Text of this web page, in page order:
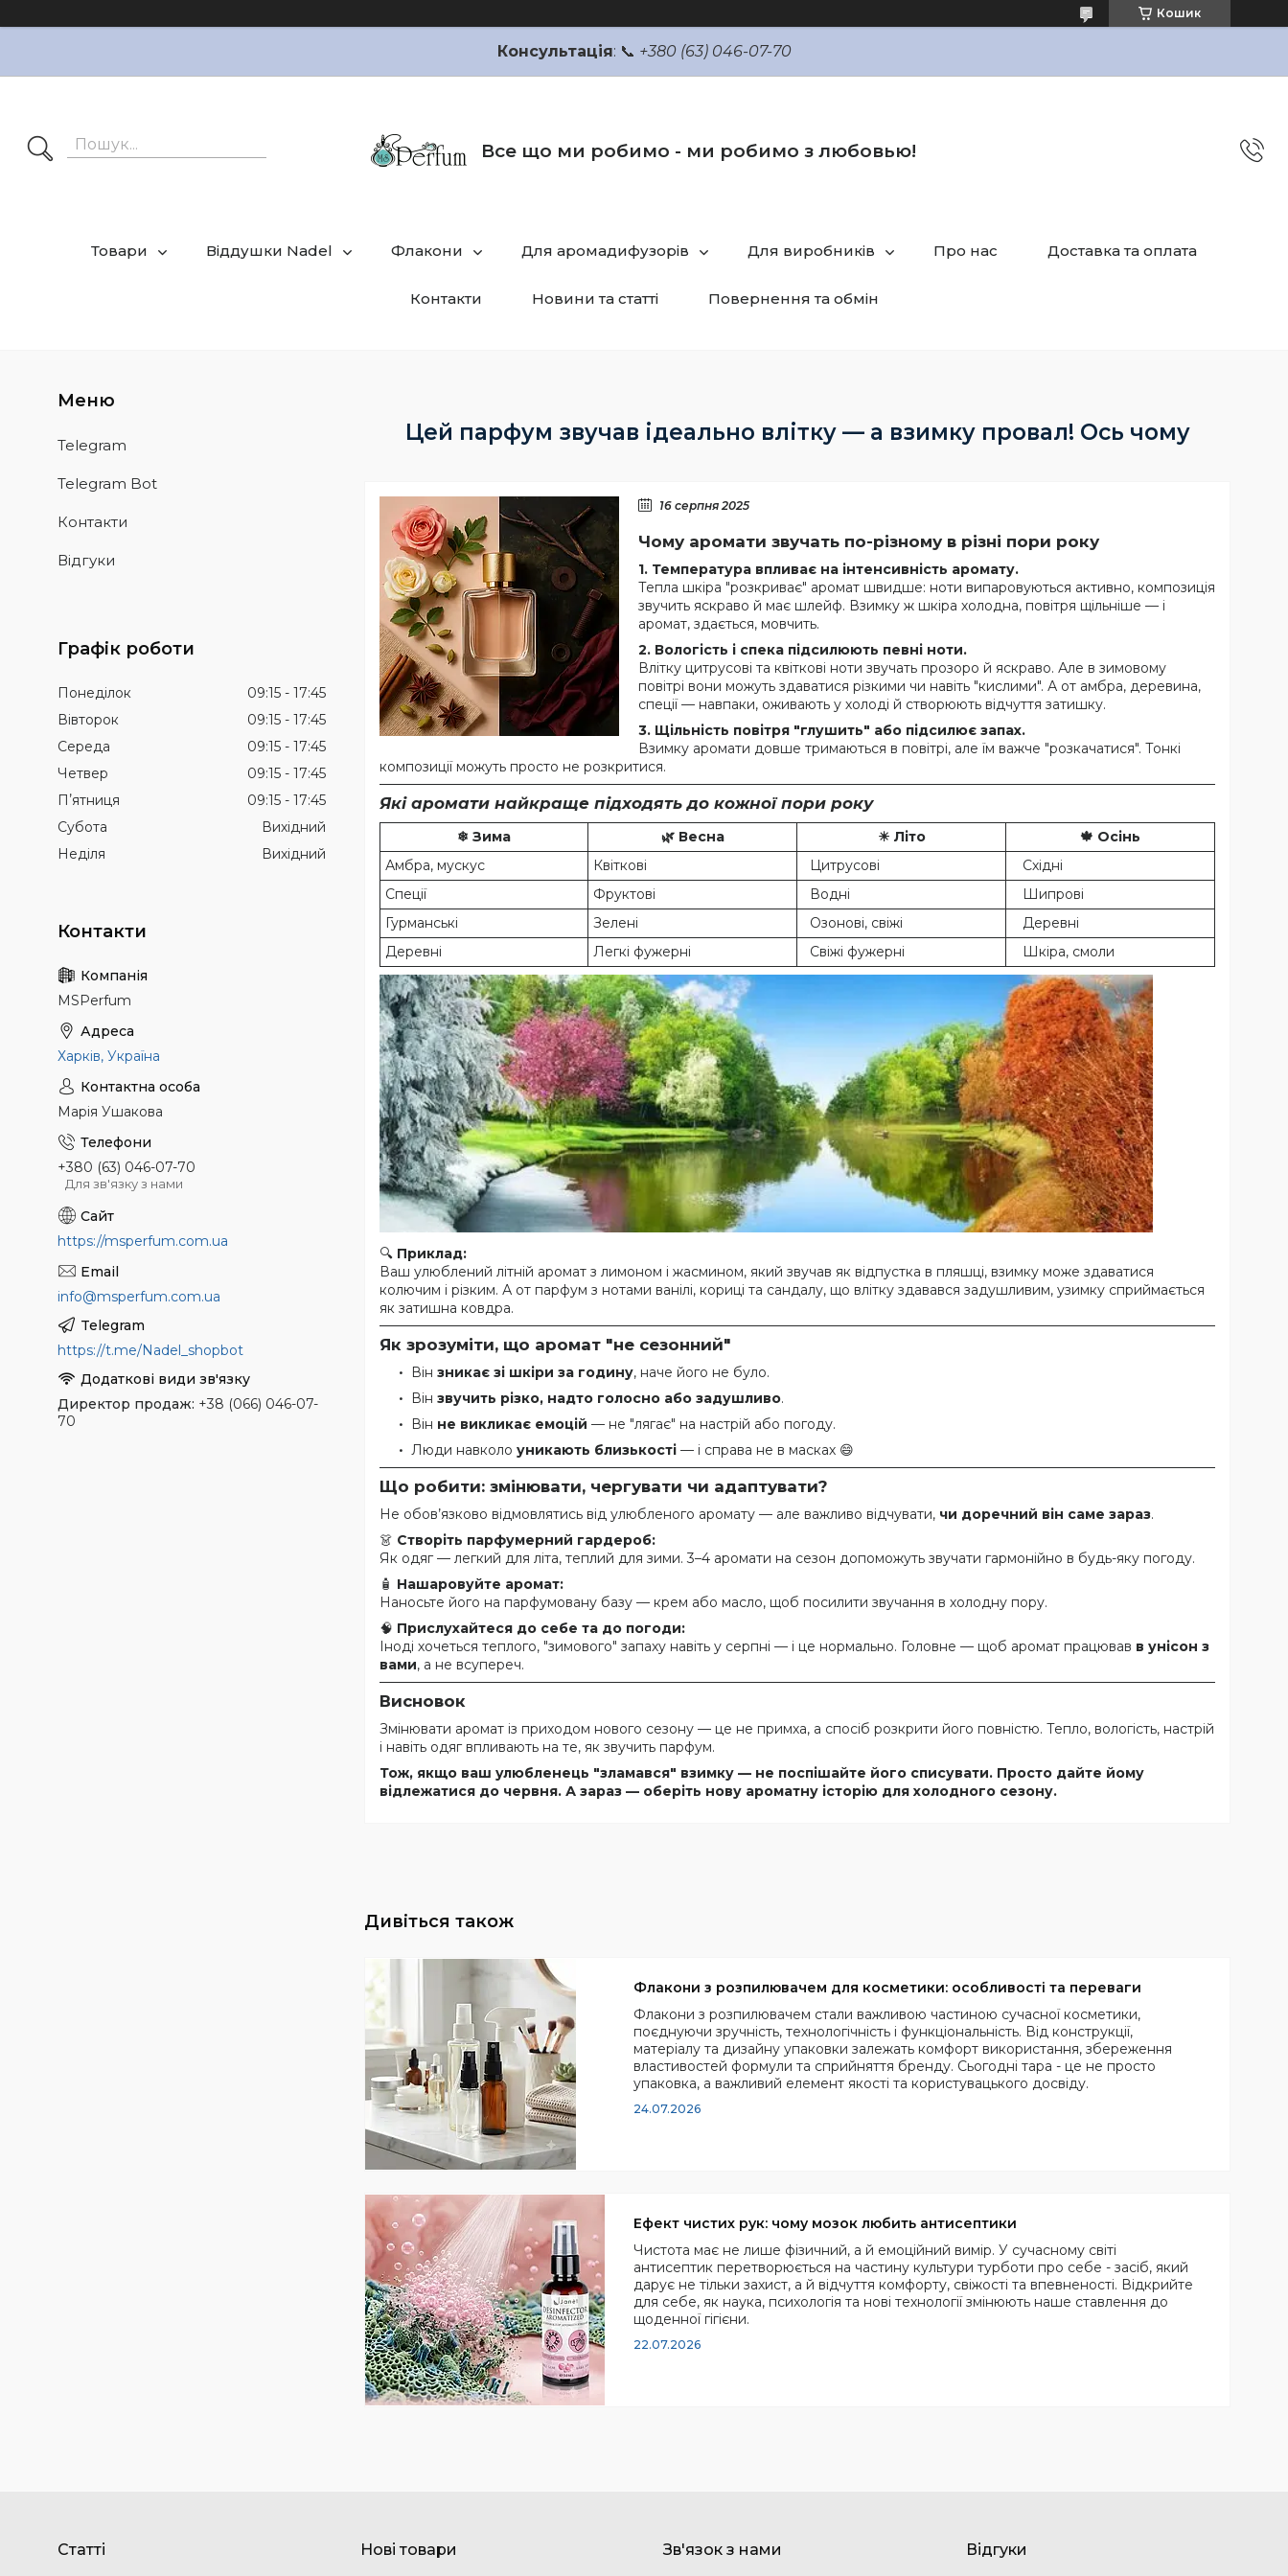
Кошик
Консультація: 📞 +380 (63) 046-07-70
Все що ми робимо - ми робимо з любовью!
Товари Віддушки Nadel Флакони Для аромадифузорів Для виробників Про нас Доставка та оплата
Контакти Новини та статті Повернення та обмін
Цей парфум звучав ідеально влітку — а взимку провал! Ось чому
16 серпня 2025
Чому аромати звучать по-різному в різні пори року
1. Температура впливає на інтенсивність аромату.
Тепла шкіра "розкриває" аромат швидше: ноти випаровуються активно, композиція
звучить яскраво й має шлейф. Взимку ж шкіра холодна, повітря щільніше — і
аромат, здається, мовчить.
2. Вологість і спека підсилюють певні ноти.
Влітку цитрусові та квіткові ноти звучать прозоро й яскраво. Але в зимовому
повітрі вони можуть здаватися різкими чи навіть "кислими". А от амбра, деревина,
спеції — навпаки, оживають у холоді й створюють відчуття затишку.
3. Щільність повітря "глушить" або підсилює запах.
Взимку аромати довше тримаються в повітрі, але їм важче "розкачатися". Тонкі
композиції можуть просто не розкритися.
Які аромати найкраще підходять до кожної пори року
❄ Зима 🌿 Весна ☀ Літо
🍁 Осінь
Амбра, мускус
Квіткові Цитрусові
Східні
Спеції
Фруктові Водні
Шипрові
Гурманські
Зелені Озонові, свіжі
Деревні
Деревні
Легкі фужерні Свіжі фужерні Шкіра, смоли
🔍 Приклад:
Ваш улюблений літній аромат з лимоном і жасмином, який звучав як відпустка в пляшці, взимку може здаватися
колючим і різким. А от парфум з нотами ванілі, кориці та сандалу, що влітку здавався задушливим, узимку сприймається
як затишна ковдра.
Як зрозуміти, що аромат "не сезонний"
Він зникає зі шкіри за годину, наче його не було.
Він звучить різко, надто голосно або задушливо.
Він не викликає емоцій — не "лягає" на настрій або погоду.
Люди навколо уникають близькості — і справа не в масках 😄
Що робити: змінювати, чергувати чи адаптувати?
Не обов’язково відмовлятись від улюбленого аромату — але важливо відчувати, чи доречний він саме зараз.
👗 Створіть парфумерний гардероб:
Як одяг — легкий для літа, теплий для зими. 3–4 аромати на сезон допоможуть звучати гармонійно в будь-яку погоду.
🧴 Нашаровуйте аромат:
Наносьте його на парфумовану базу — крем або масло, щоб посилити звучання в холодну пору.
🧠 Прислухайтеся до себе та до погоди:
Іноді хочеться теплого, "зимового" запаху навіть у серпні — і це нормально. Головне — щоб аромат працював в унісон з
вами, а не всупереч.
Висновок
Змінювати аромат із приходом нового сезону — це не примха, а спосіб розкрити його повністю. Тепло, вологість, настрій
і навіть одяг впливають на те, як звучить парфум.
Тож, якщо ваш улюбленець "зламався" взимку — не поспішайте його списувати. Просто дайте йому
відлежатися до червня. А зараз — оберіть нову ароматну історію для холодного сезону.
Флакони з розпилювачем для косметики: особливості та переваги
Флакони з розпилювачем стали важливою частиною сучасної косметики,
поєднуючи зручність, технологічність і функціональність. Від конструкції,
матеріалу та дизайну упаковки залежать комфорт використання, збереження
властивостей формули та сприйняття бренду. Сьогодні тара - це не просто
упаковка, а важливий елемент якості та користувацького досвіду.
24.07.2026
Ефект чистих рук: чому мозок любить антисептики
Чистота має не лише фізичний, а й емоційний вимір. У сучасному світі
антисептик перетворюється на частину культури турботи про себе - засіб, який
дарує не тільки захист, а й відчуття комфорту, свіжості та впевненості. Відкрийте
для себе, як наука, психологія та нові технології змінюють наше ставлення до
щоденної гігієни.
22.07.2026
Telegram
Telegram Bot
Контакти
Відгуки
Графік роботи
Понеділок 09:15
17:45
Вівторок
09:15
17:45
Середа
09:15
17:45
Четвер
09:15
17:45
Пʼятниця
09:15
17:45
Субота
Вихідний
Неділя
Вихідний
MSPerfum
Харків, Україна
Марія Ушакова
+380 (63) 046-07-70
Для зв'язку з нами
https://msperfum.com.ua
info@msperfum.com.ua
https://t.me/Nadel_shopbot
Директор продаж +38 (066) 046-07-
70
Статті Нові товари Зв'язок з нами Відгуки